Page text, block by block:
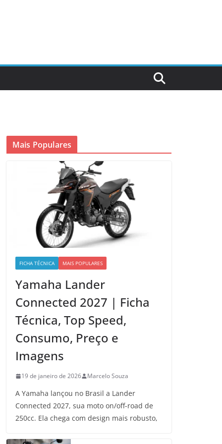
Mais Populares
FICHA TÉCNICA MAIS POPULARES
Yamaha Lander
Connected 2027 | Ficha
Técnica, Top Speed,
Consumo, Preço e
Imagens
19 de janeiro de 2026 Marcelo Souza
A Yamaha lançou no Brasil a Lander
Connected 2027, sua moto on/off-road de
250cc. Ela chega com design mais robusto,